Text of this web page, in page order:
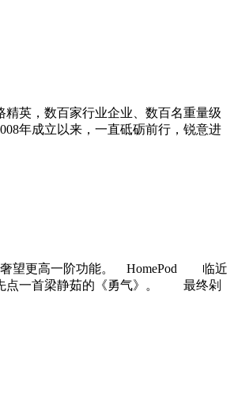
英，数百家行业企业、数百名重量级
年成立以来，一直砥砺前行，锐意进
去奢望更高一阶功能。 HomePod 临近
点一首梁静茹的《勇气》。 最终剁